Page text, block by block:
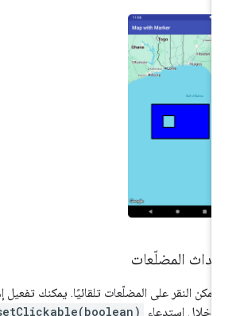
المضلّعات
يمكن النقر على المضلّعات تلقائيًا. يمكنك تفعيل
خلال استدعاء